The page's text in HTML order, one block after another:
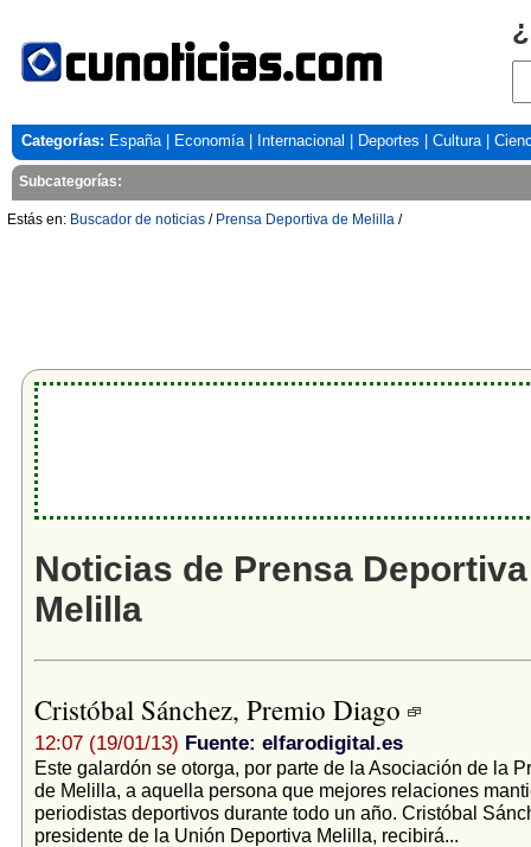
Categorías: España| Economía| Internacional Deportes Cultura|
Subcategorías:
Estás en: Buscador de noticias / Prensa Deportiva de Melilla /
Noticias de Prensa
Melilla
Cristóbal Sánchez, Premio Diago
12:07 (19/01/13) Fuente: elfarodigital.es
Este galardón se otorga, por parte de la Asociación de la
de Melilla, a aquella persona que mejores relaciones
periodistas deportivos durante todo un año. Cristóbal
presidente de la Unión Deportiva Melilla, recibirá...